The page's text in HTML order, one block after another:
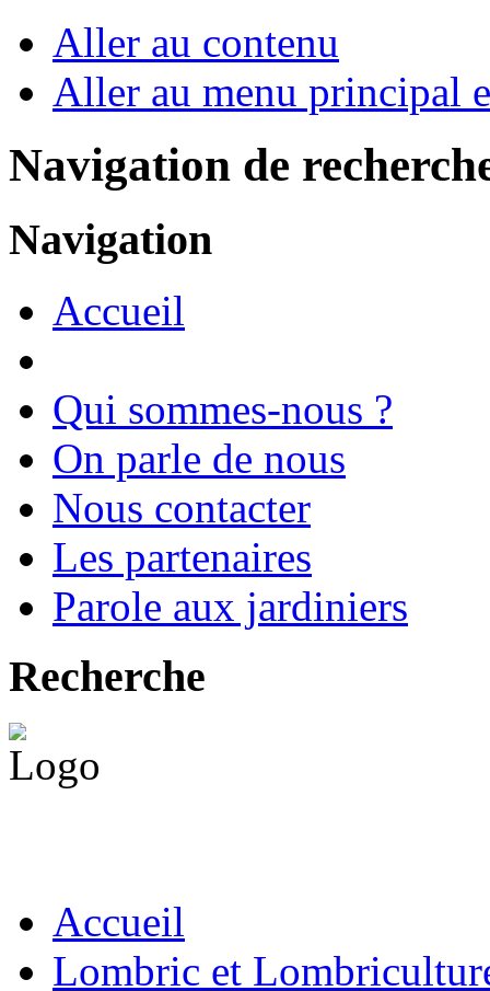
Aller au contenu
Aller au menu principal
Navigation de
Navigation
Accueil
Qui sommes-nous ?
On parle de nous
Nous contacter
Les partenaires
Parole aux jardiniers
Recherche
Accueil
Lombric et